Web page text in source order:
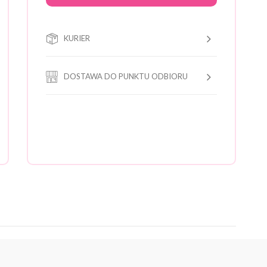
KURIER
DOSTAWA DO PUNKTU ODBIORU